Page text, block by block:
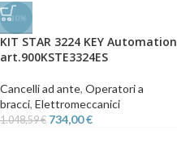
-30%
KIT STAR 3224 KEY Automation
art.900KSTE3324ES
Cancelli ad ante, Operatori a
bracci, Elettromeccanici
1.048,59€ 734,00€